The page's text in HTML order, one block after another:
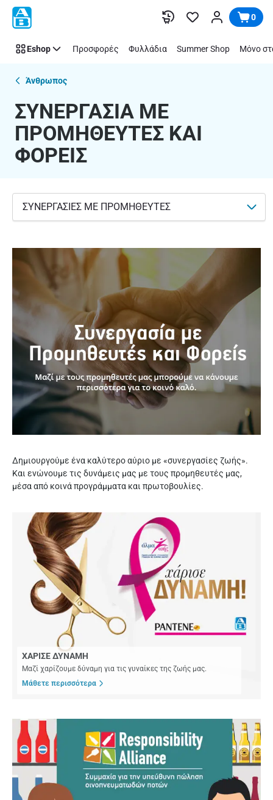
Παράλειψη
ΣΥΝΕΡΓΑΣΙΑ
0
Eshop Προσφορές Φυλλάδια Summer Shop Μόνο
Άνθρωπος
ΣΥΝΕΡΓΑΣΙΑ ΜΕ
ΠΡΟΜΗΘΕΥΤΕΣ ΚΑΙ
ΦΟΡΕΙΣ
ΣΥΝΕΡΓΑΣΙΕΣ ΜΕ ΠΡΟΜΗΘΕΥΤΕΣ
Δημιουργούμε ένα καλύτερο αύριο με «συνεργασίες ζωής».
Και ενώνουμε τις δυνάμεις μας με τους προμηθευτές μας,
μέσα από κοινά προγράμματα και πρωτοβουλίες.
ΧΑΡΙΣΕ ΔΥΝΑΜΗ
Μαζί χαρίζουμε δύναμη για τις γυναίκες της ζωής μας.
Μάθετε περισσότερα